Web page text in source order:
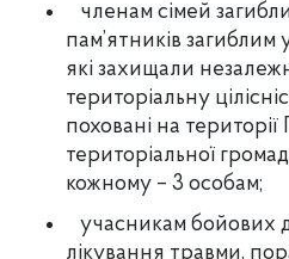
членам сімей
пам’ятників
які захищали
територіальну
поховані на території
територіальної
кожному – 3 особам;
учасникам бойових
лікування травми,